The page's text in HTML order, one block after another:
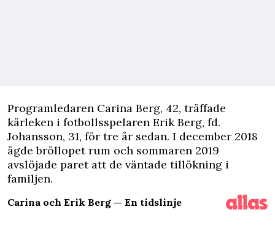
Programledaren Carina Berg, 42, träffade
kärleken i fotbollsspelaren Erik Berg, fd.
Johansson, 31, för tre år sedan. I december 2018
ägde bröllopet rum och sommaren 2019
avslöjade paret att de väntade tillökning i
familjen.
Carina och Erik Berg — En tidslinje